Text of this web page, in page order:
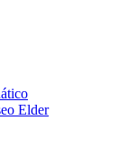
Elder